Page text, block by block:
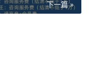
下一篇 »